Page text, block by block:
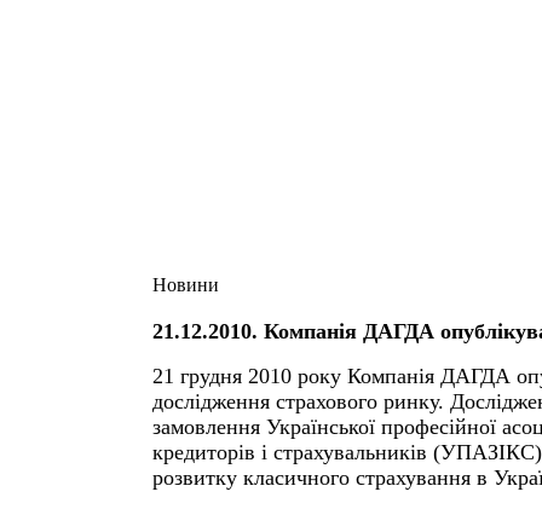
Новини
21.12.2010. Компанія ДАГДА
21 грудня 2010 року Компанія ДАГДА
дослідження страхового ринку.
замовлення Української професійної
кредиторів і страхувальників
розвитку класичного страхування в